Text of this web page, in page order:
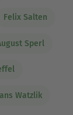
Felix Salten
Sperl
Watzlik